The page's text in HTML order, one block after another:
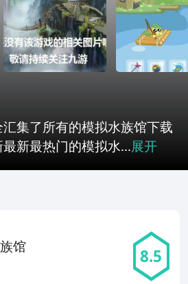
集了所有的模拟水族馆下载
新最热门的模拟水...展开
馆 8.5